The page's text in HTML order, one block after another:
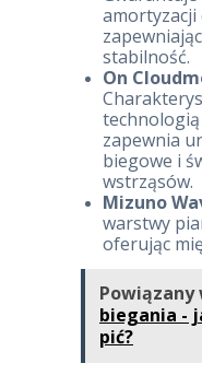
amortyzacji
stabilność.
On
zapewnia
biegowe i
wstrząsów.
Mizuno
warstwy
oferując
Powiązany
biegania -
pić?